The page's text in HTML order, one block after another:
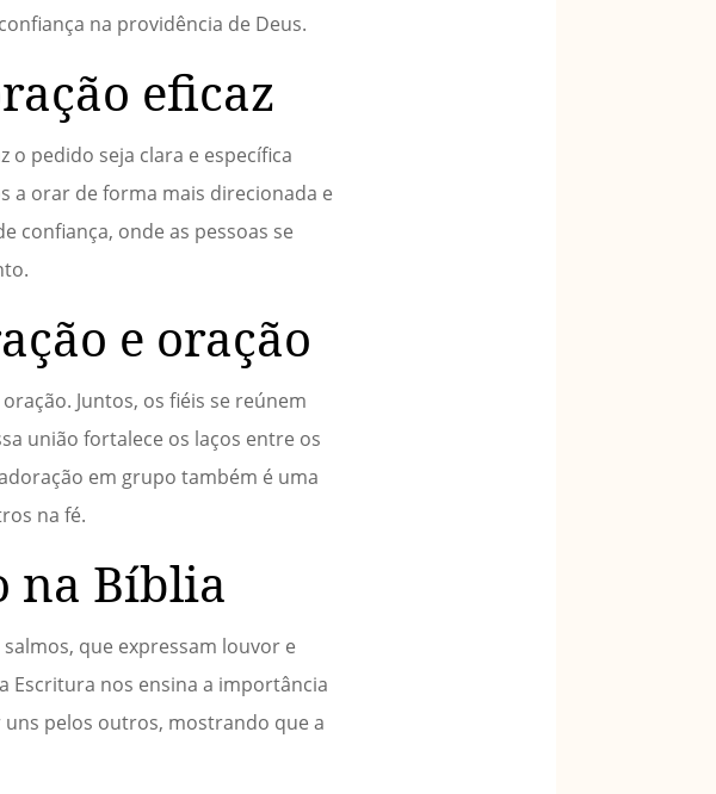
na providência de Deus.
eficaz
o pedido seja clara e específica
a orar de forma mais direcionada e
confiança, onde as pessoas se
e oração
Juntos, os fiéis se reúnem
união fortalece os laços entre os
em grupo também é uma
na fé.
na Bíblia
que expressam louvor e
Escritura nos ensina a importância
uns pelos outros, mostrando que a